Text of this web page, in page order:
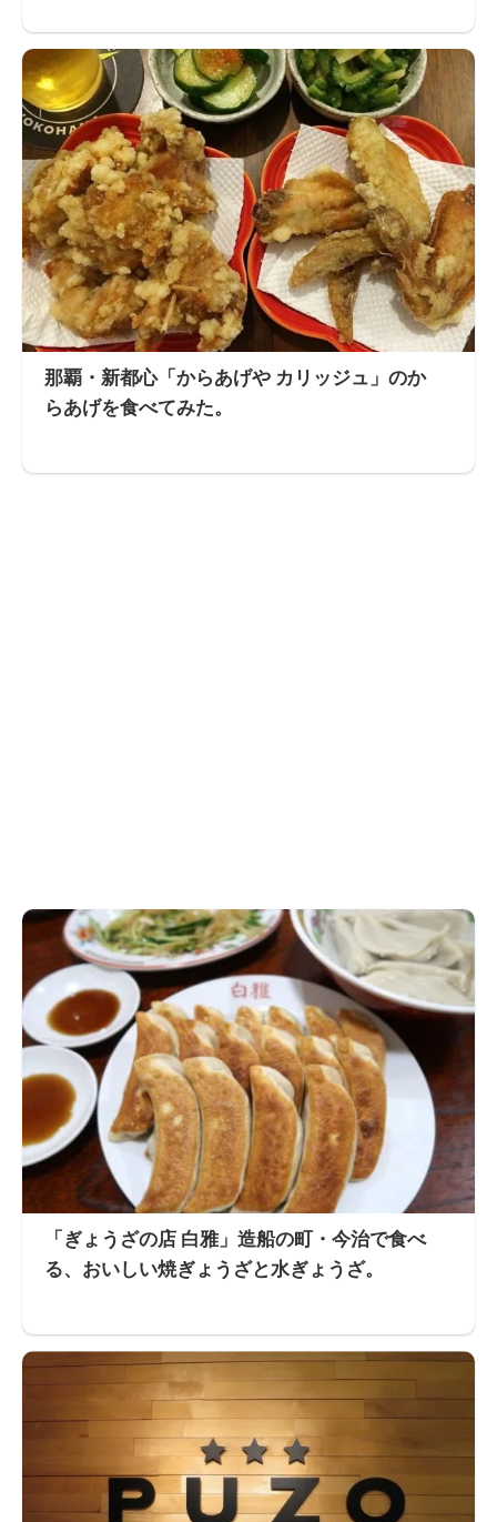
那覇・新都心「からあげや カリッジュ」のか
らあげを食べてみた。
「ぎょうざの店 白雅」造船の町・今治で食べ
る、おいしい焼ぎょうざと水ぎょうざ。